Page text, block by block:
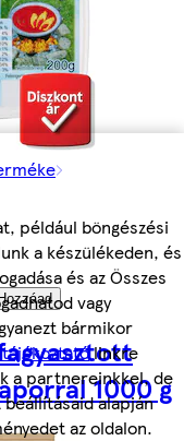
például böngészési
a készülékeden, és
és az Összes
vagy
bármikor
linkre
a partnereinkkel, de
alapján
az oldalon.
1000 g